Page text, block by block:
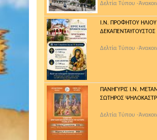
Δελτία Τύπου -
Ι.Ν. ΠΡΟΦΗΤΟΥ
ΔΕΚΑΠΕΝΤΑΥΓΟΥΣΤΟΣ
Δελτία Τύπου -
ΠΑΝΗΓΥΡΙΣ Ι.Ν.
ΣΩΤΗΡΟΣ
Δελτία Τύπου -